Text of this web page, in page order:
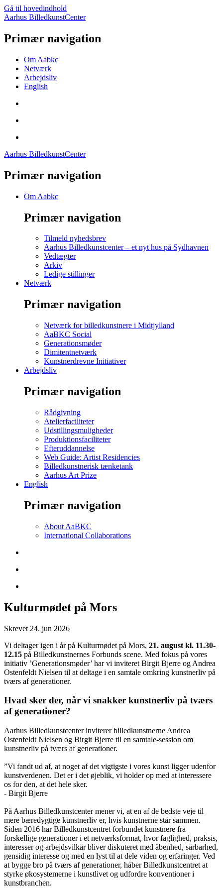
Gå til hovedindhold
Aarhus BilledkunstCenter
Primær navigation
Om Aabkc
Netværk
Arbejdsliv
English
Aarhus BilledkunstCenter
Primær navigation
Om Aabkc
Primær navigation
Tilmeld nyhedsbrev
Aarhus Billedkunstcenter – et nyt hus på Sydhavnen
Vedtægter
Arkiv
Ledige stillinger
Netværk
Primær navigation
Netværk for billedkunstnere i Midtjylland
AaBKC Social
Generationsmøder
Dimitentnetværk
Kunstnerdrevne Initiativer
Arbejdsliv
Primær navigation
Rådgivning
Atelierfaciliteter
Udstillingsmuligheder
Produktionsfaciliteter
Efteruddannelse
Web Guide: Artist Residencies
Billedkunstnerisk tænketank
Aarhus Art Prize
English
Primær navigation
About AaBKC
International Collaborations
Kulturmødet på Mors
Skrevet 24. jun 2026
Vi deltager igen i år på Kulturmødet på Mors, 21. august kl. 11.30-
12.15 på Billedkunstnernes Forbunds scene. Med fokus på vores
initiativ ’Generationsmøder’ har vi inviteret Birgit Bjerre og Andrea
Ostenfeldt Nielsen til at deltage i en samtale omkring kunstnerliv på
tværs af generationer.
Hvad sker der, når vi snakker kunstnerliv på tværs
af generationer?
Aarhus Billedkunstcenter inviterer billedkunstnerne Andrea
Ostenfeldt Nielsen og Birgit Bjerre til en samtale-session om
kunstnerliv på tværs af generationer.
”Vi fandt ud af, at noget af det vigtigste i vores kunst ligger udenfor
kunstverdenen. Det er i det øjeblik, vi holder op med at interessere
os for den, at det hele sker.
- Birgit Bjerre
På Aarhus Billedkunstcenter mener vi, at en af de bedste veje til
mere bæredygtige kunstnerliv er, hvis kunstnerne står sammen.
Siden 2016 har Billedkunstcentret forbundet kunstnere fra
forskellige generationer i et netværksformat, hvor faglighed, praksis,
interesser og arbejdsvilkår bliver diskuteret med åbenhed, sårbarhed,
gensidig interesse og med en lyst til at dele viden og erfaringer. Ved
at bygge bro på tværs af generationer, håber Billedkunstcentret at
styrke økosystemerne i kunstlivet og udfordre konventioner i
kunstbranchen.